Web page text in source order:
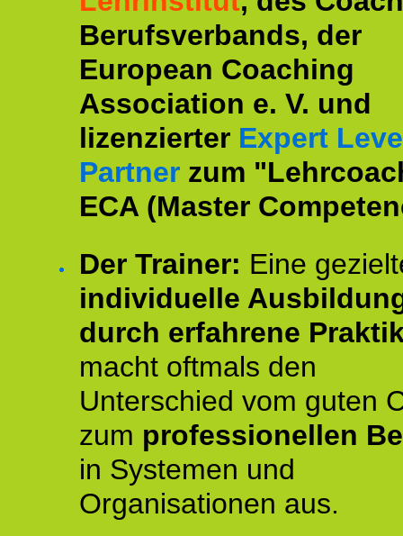
Berufsverbands, der
European Coaching
Association e. V. und
lizenzierter Expert
Partner zum
ECA (Master
Der Trainer: Eine
individuelle
durch erfahrene
macht oftmals den
Unterschied vom guten
zum professionellen
in Systemen und
Organisationen aus.